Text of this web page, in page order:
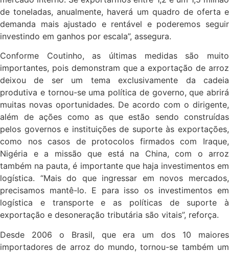
de toneladas, anualmente, haverá um quadro de oferta e
demanda mais ajustado e rentável e poderemos seguir
investindo em ganhos por escala”, assegura.
Conforme Coutinho, as últimas medidas são muito
importantes, pois demonstram que a exportação de arroz
deixou de ser um tema exclusivamente da cadeia
produtiva e tornou-se uma política de governo, que abrirá
muitas novas oportunidades. De acordo com o dirigente,
além de ações como as que estão sendo construídas
pelos governos e instituições de suporte às exportações,
como nos casos de protocolos firmados com Iraque,
Nigéria e a missão que está na China, com o arroz
também na pauta, é importante que haja investimentos em
logística. “Mais do que ingressar em novos mercados,
precisamos mantê-lo. E para isso os investimentos em
logística e transporte e as políticas de suporte à
exportação e desoneração tributária são vitais”, reforça.
Desde 2006 o Brasil, que era um dos 10 maiores
importadores de arroz do mundo, tornou-se também um